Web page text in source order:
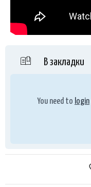
В закладки
You need to login